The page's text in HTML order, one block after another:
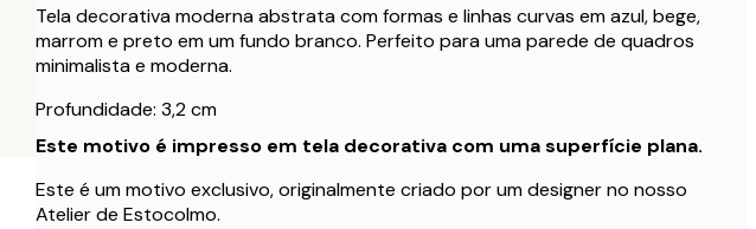
Tela decorativa moderna abstrata com formas e linhas curvas em azul, bege,
marrom e preto em um fundo branco. Perfeito para uma parede de quadros
minimalista e moderna.
Profundidade: 3,2 cm
Este motivo é impresso em tela decorativa com uma superfície plana.
Este é um motivo exclusivo, originalmente criado por um designer no nosso
Atelier de Estocolmo.